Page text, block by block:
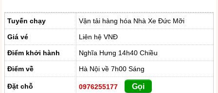
Tuyến chạy Vận tải hàng hóa Nhà Xe Đức Mỡi
Giá vé Liên hệ VNĐ
Điểm khởi hành Nghĩa Hưng 14h40 Chiều
Điểm về Hà Nội về 7h00 Sáng
Đặt chỗ 0976255177 Gọi